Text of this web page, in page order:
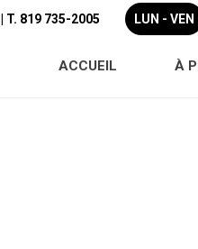
T. 819 735-2005 LUN - VEN
ACCUEIL À